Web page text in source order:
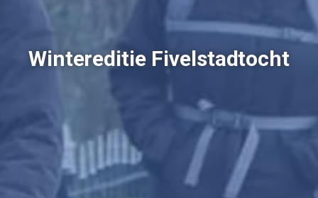
Wintereditie Fivelstadtocht